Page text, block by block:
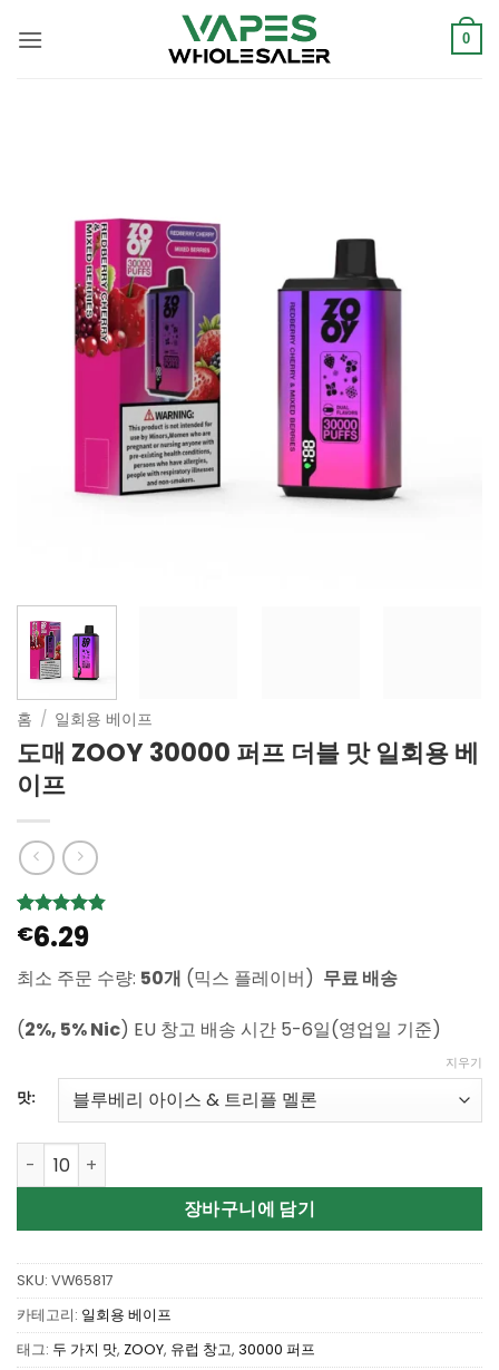
0
홈 / 일회용 베이프
도매 ZOOY 30000 퍼프 더블 맛 일회용 베
이프
4.8개의 고
객 평가를
5점 만점
5
평가됨
€6.29
최소 주문 수량: 50개 (믹스 플레이버) 무료 배송
(2%, 5% Nic) EU 창고 배송 시간 5-6일(영업일 기준)
맛:
지우기
Wholesale ZOOY 30000 Puffs Double flavors Disposable
장바구니에 담기
SKU: VW65817
카테고리: 일회용 베이프
태그: 두 가지 맛, ZOOY, 유럽 창고, 30000 퍼프